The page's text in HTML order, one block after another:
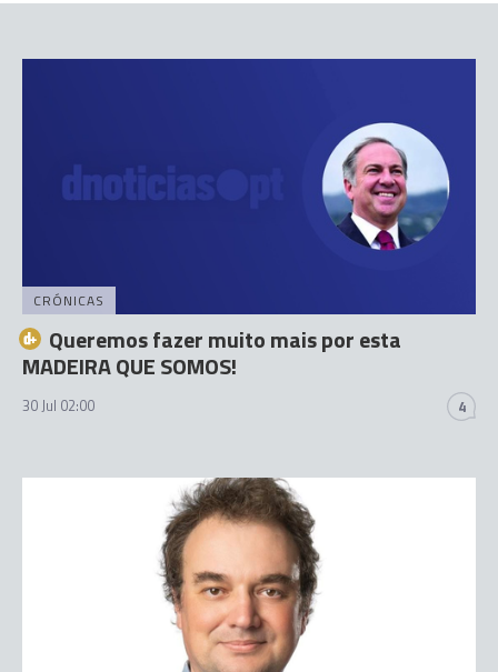
CRÓNICAS
Queremos fazer muito mais por esta
MADEIRA QUE SOMOS!
30 Jul 02:00 4